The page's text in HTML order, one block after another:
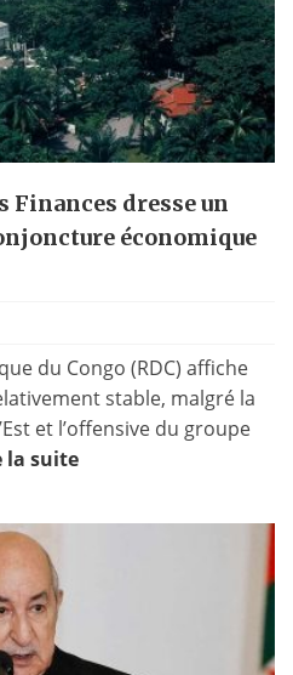
Finances dresse un
économique
du Congo (RDC) affiche
stable, malgré la
et l’offensive du groupe
la suite